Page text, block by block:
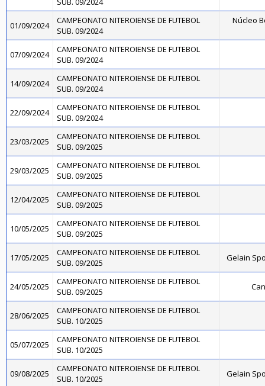
01/09/2024
CAMPEONATO NITEROIENSE DE FUTEBOL
SUB. 09/2024
Núcleo
07/09/2024
CAMPEONATO NITEROIENSE DE FUTEBOL
SUB. 09/2024
14/09/2024
CAMPEONATO NITEROIENSE DE FUTEBOL
SUB. 09/2024
22/09/2024
CAMPEONATO NITEROIENSE DE FUTEBOL
SUB. 09/2024
23/03/2025
CAMPEONATO NITEROIENSE DE FUTEBOL
SUB. 09/2025
29/03/2025
CAMPEONATO NITEROIENSE DE FUTEBOL
SUB. 09/2025
12/04/2025
CAMPEONATO NITEROIENSE DE FUTEBOL
SUB. 09/2025
10/05/2025
CAMPEONATO NITEROIENSE DE FUTEBOL
SUB. 09/2025
17/05/2025
CAMPEONATO NITEROIENSE DE FUTEBOL
SUB. 09/2025
Gelain
24/05/2025
CAMPEONATO NITEROIENSE DE FUTEBOL
SUB. 09/2025
28/06/2025
CAMPEONATO NITEROIENSE DE FUTEBOL
SUB. 10/2025
05/07/2025
CAMPEONATO NITEROIENSE DE FUTEBOL
SUB. 10/2025
09/08/2025
CAMPEONATO NITEROIENSE DE FUTEBOL
SUB. 10/2025
Gelain